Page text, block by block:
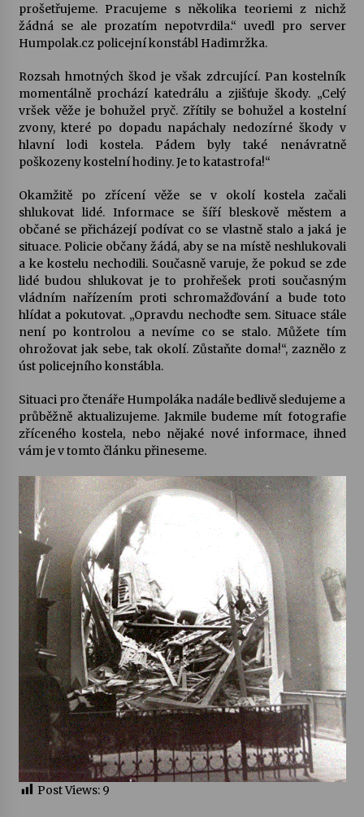
Letní koncerty ve Stromovce: Rufus Miller
Vysočinka
17. 7. 2026
Ozvěny prázdnin
14. 7. 2026
Za kulturou kousek za Humpolec. V Želivě ožije
odkaz Josefa Čapka
13. 7. 2026
Varhanní recitál Michala Novenka v Klášteře
Želiv
3. 7. 2026
Petr Adamec – Malovaný svět
30. 6. 2026
prošetřujeme. Pracujeme s několika teoriemi z nichž
žádná se ale prozatím nepotvrdila.“ uvedl pro server
Humpolak.cz policejní konstábl Hadimržka.
Rozsah hmotných škod je však zdrcující. Pan kostelník
momentálně prochází katedrálu a zjišťuje škody. „Celý
vršek věže je bohužel pryč. Zřítily se bohužel a kostelní
zvony, které po dopadu napáchaly nedozírné škody v
hlavní lodi kostela. Pádem byly také nenávratně
poškozeny kostelní hodiny. Je to katastrofa!“
Okamžitě po zřícení věže se v okolí kostela začali
shlukovat lidé. Informace se šíří bleskově městem a
občané se přicházejí podívat co se vlastně stalo a jaká je
situace. Policie občany žádá, aby se na místě neshlukovali
a ke kostelu nechodili. Současně varuje, že pokud se zde
lidé budou shlukovat je to prohřešek proti současným
vládním nařízením proti schromažďování a bude toto
hlídat a pokutovat. „Opravdu nechoďte sem. Situace stále
není po kontrolou a nevíme co se stalo. Můžete tím
ohrožovat jak sebe, tak okolí. Zůstaňte doma!“, zaznělo z
úst policejního konstábla.
Situaci pro čtenáře Humpoláka nadále bedlivě sledujeme a
průběžně aktualizujeme. Jakmile budeme mít fotografie
zříceného kostela, nebo nějaké nové informace, ihned
vám je v tomto článku přineseme.
Post Views: 9